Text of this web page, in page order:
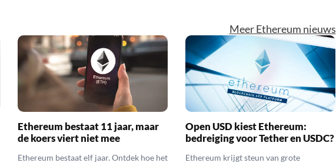
Meer Ethereum nieuws
Ethereum bestaat 11 jaar, maar
de koers viert niet mee
Ethereum bestaat elf jaar. Ontdek hoe het
Open USD kiest Ethereum:
bedreiging voor Tether en USDC?
Ethereum krijgt steun van grote